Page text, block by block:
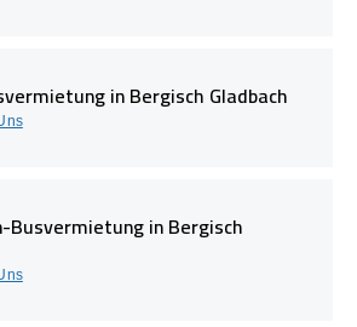
in Bergisch Gladbach
Busvermietung in Bergisch